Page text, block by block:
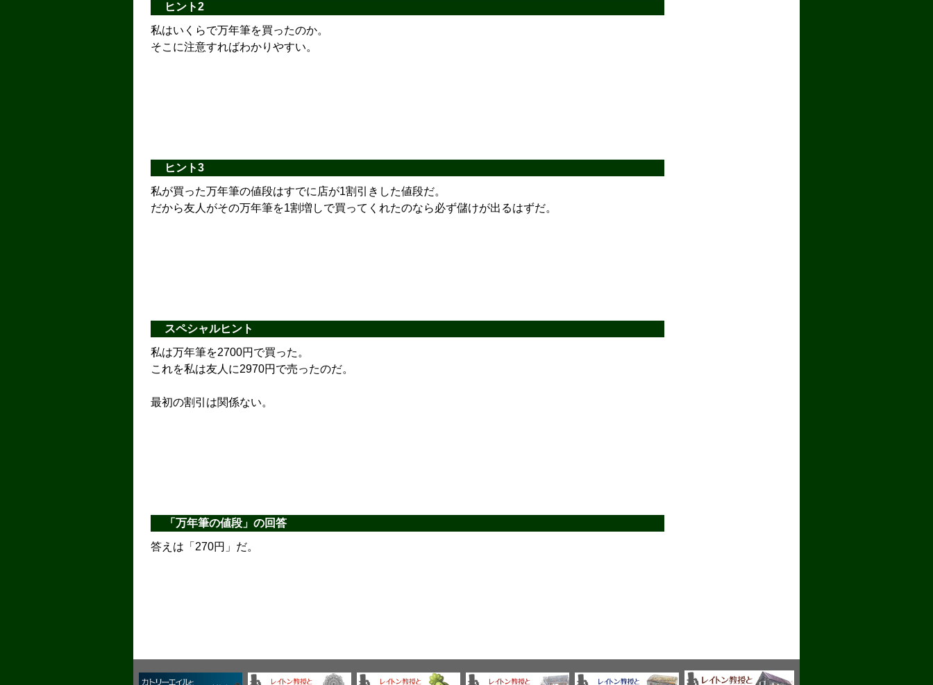
ヒント2
私はいくらで万年筆を買ったのか。
そこに注意すればわかりやすい。
ヒント3
私が買った万年筆の値段はすでに店が1割引きした値段だ。
だから友人がその万年筆を1割増しで買ってくれたのなら必ず儲けが出るはずだ。
スペシャルヒント
私は万年筆を2700円で買った。
これを私は友人に2970円で売ったのだ。
最初の割引は関係ない。
「万年筆の値段」の回答
答えは「270円」だ。